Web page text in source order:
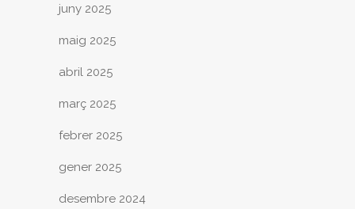
juny 2025
maig 2025
abril 2025
març 2025
febrer 2025
gener 2025
desembre 2024